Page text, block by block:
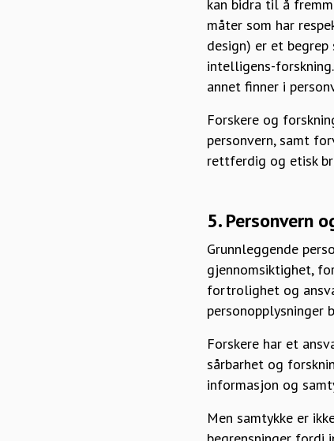
kan bidra til å
måter som har
design) er et
intelligens-
annet finner i
Forskere og
personvern, samt
rettferdig og etisk
5. Personvern
Grunnleggende
gjennomsiktighet,
fortrolighet og
personopplysninger
Forskere har et
sårbarhet og
informasjon og
Men samtykke er